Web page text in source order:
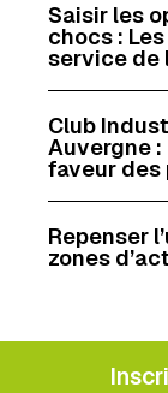
Saisir les
chocs :
service de
Club
Auvergne
faveur
Repenser
zones